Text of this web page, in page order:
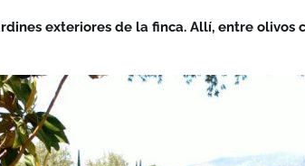
exteriores de la finca. Allí, entre olivos